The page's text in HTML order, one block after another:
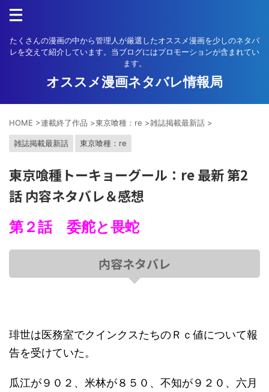
たくさんの漫画の中から管理人が厳選したオススメ漫画を少しのネタバ
レを交えて紹介しています。当ブログにはプロモーションが含まれてい
ます。
オススメ漫画ネタバレ情報局
HOME >連載終了作品 >東京喰種：re >雑誌掲載最新話 >
雑誌掲載最新話 東京喰種：re
東京喰種トーキョーグール：re 最新 第2
話 内容ネタバレ＆感想
第２話 委舵と畏蛇
内容ネタバレ
琲世は医務室でクインクスたちのＲｃ値について報
告を受けていた。
瓜江が９０２、米林が８５０、不知が９２０、六月